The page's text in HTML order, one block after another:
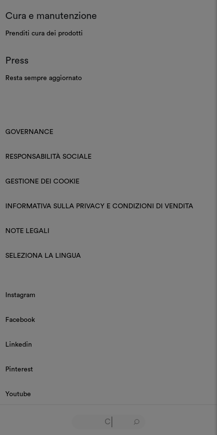
Cura e manutenzione
Prenditi cura dei prodotti
Press
Resta sempre aggiornato
GOVERNANCE
RESPONSABILITÀ SOCIALE
GESTIONE DEI COOKIE
INFORMATIVA SULLA PRIVACY E CONDIZIONI DI VENDITA
NOTE LEGALI
SELEZIONA LA LINGUA
Instagram
Facebook
Linkedin
Pinterest
Youtube
© 2026 Dedar P.IVA 03187590157